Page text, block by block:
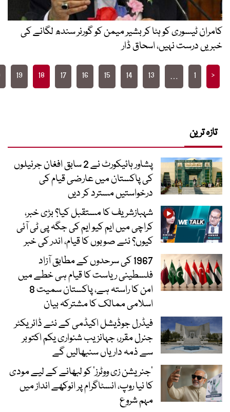
کو ہٹا کر بشیر میمن کو گورنر سندھ لگانے کی
نہیں، اسحاق ڈار
پشاور ہائیکورٹ نے 2 سابق افغان جرنیلوں
کی پاکستان میں عارضی قیام کی
درخواستیں مسترد کر دیں
شہبازشریف کا مستقبل کیا؟ بڑی خبر،
کراچی میں ایم کیو ایم کی جگہ پی ٹی آئی
کیوں؟ نئے صوبوں کا قیام، اندر کی خبر
1967 کی سرحدوں کے مطابق آزاد
فلسطینی ریاست کا قیام ہی خطے میں
امن کا راستہ ہے، پاکستان سمیت 8
اسلامی ممالک کا مشترکہ بیان
فیڈرل جوڈیشل اکیڈمی کے نئے ڈائریکٹر
جنرل مقرر، جہانزیب شنواری یکم اکتوبر
سے ذمہ داریاں سنبھالیں گے
’جنریشن زی ووٹرز‘ کو لبھانے کے لیے مودی
کا نیا روپ، انسٹاگرام پر انوکھے انداز میں
مہم شروع